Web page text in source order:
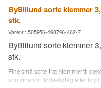
ByBillund sorte klemmer
stk.
Varenr.: 505956-498796-462-7
ByBillund sorte klemmer
stk.
Fine små sorte træ klemmer til
konfirmation, fødselsdag eller